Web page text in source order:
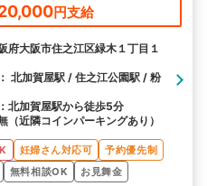
円支給
府大阪市住之江区緑木１丁目１
北加賀屋駅 / 住之江公園駅 / 粉
北加賀屋駅から徒歩5分
（近隣コインパーキングあり）
妊婦さん対応可
予約優先制
無料相談OK お見舞金